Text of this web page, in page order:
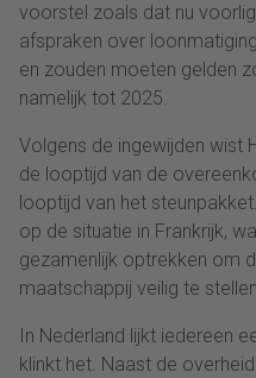
voorstel zoals dat nu
afspraken over
en zouden moeten gelden
namelijk tot 2025.
Volgens de ingewijden wist
de looptijd van de
looptijd van het
op de situatie in Frankrijk,
gezamenlijk optrekken om
maatschappij veilig te
In Nederland lijkt iedereen
klinkt het. Naast de